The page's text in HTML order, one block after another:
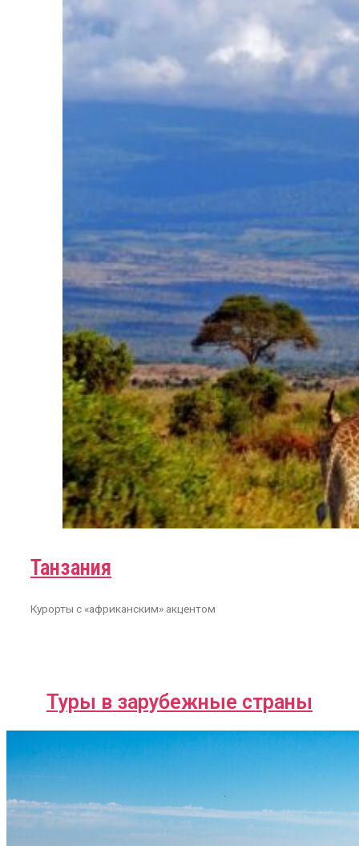
Танзания
Курорты с «африканским» акцентом
Туры в зарубежные страны